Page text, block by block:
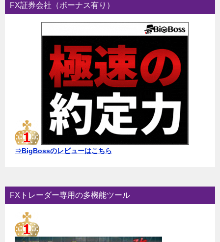
FX証券会社（ボーナス有り）
⇒BigBossのレビューはこちら
FXトレーダー専用の多機能ツール